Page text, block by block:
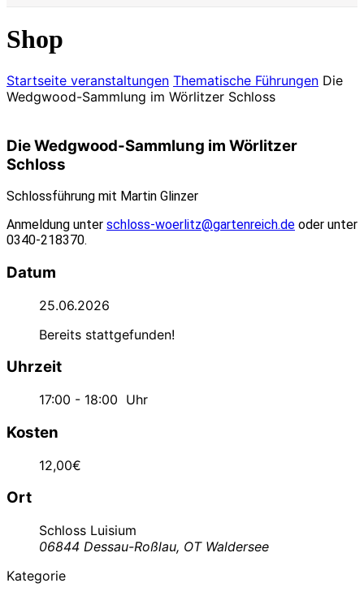
Shop
Startseite veranstaltungen Thematische Führungen Die
Wedgwood-Sammlung im Wörlitzer Schloss
Die Wedgwood-Sammlung im Wörlitzer
Schloss
Schlossführung mit Martin Glinzer
Anmeldung unter schloss-woerlitz@gartenreich.de oder unter
0340-218370.
Datum
25.06.2026
Bereits stattgefunden!
Uhrzeit
17:00 - 18:00 Uhr
Kosten
12,00€
Ort
Schloss Luisium
06844 Dessau-Roßlau, OT Waldersee
Kategorie